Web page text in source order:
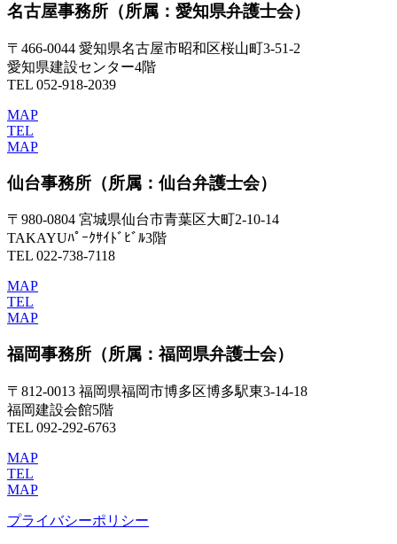
名古屋事務所 （所属：愛知県弁護士会）
〒466-0044 愛知県名古屋市昭和区桜山町3-51-2
愛知県建設センター4階
TEL 052-918-2039
MAP
TEL
MAP
仙台事務所 （所属：仙台弁護士会）
〒980-0804 宮城県仙台市青葉区大町2-10-14
TAKAYUﾊﾟｰｸｻｲﾄﾞﾋﾞﾙ3階
TEL 022-738-7118
MAP
TEL
MAP
福岡事務所 （所属：福岡県弁護士会）
〒812-0013 福岡県福岡市博多区博多駅東3-14-18
福岡建設会館5階
TEL 092-292-6763
MAP
TEL
MAP
プライバシーポリシー